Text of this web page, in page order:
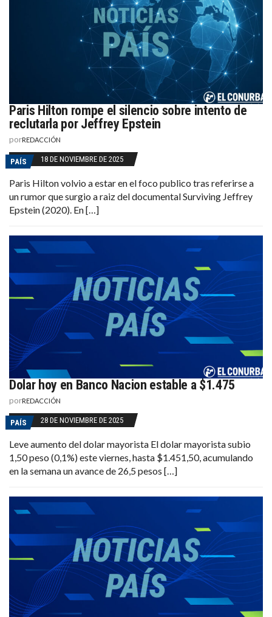
Paris Hilton rompe el silencio sobre intento de
reclutarla por Jeffrey Epstein
porREDACCIÓN
PAÍS 18 DE NOVIEMBRE DE 2025
Paris Hilton volvio a estar en el foco publico tras referirse a
un rumor que surgio a raiz del documental Surviving Jeffrey
Epstein (2020). En […]
Dolar hoy en Banco Nacion estable a $1.475
porREDACCIÓN
PAÍS 28 DE NOVIEMBRE DE 2025
Leve aumento del dolar mayorista El dolar mayorista subio
1,50 peso (0,1%) este viernes, hasta $1.451,50, acumulando
en la semana un avance de 26,5 pesos […]